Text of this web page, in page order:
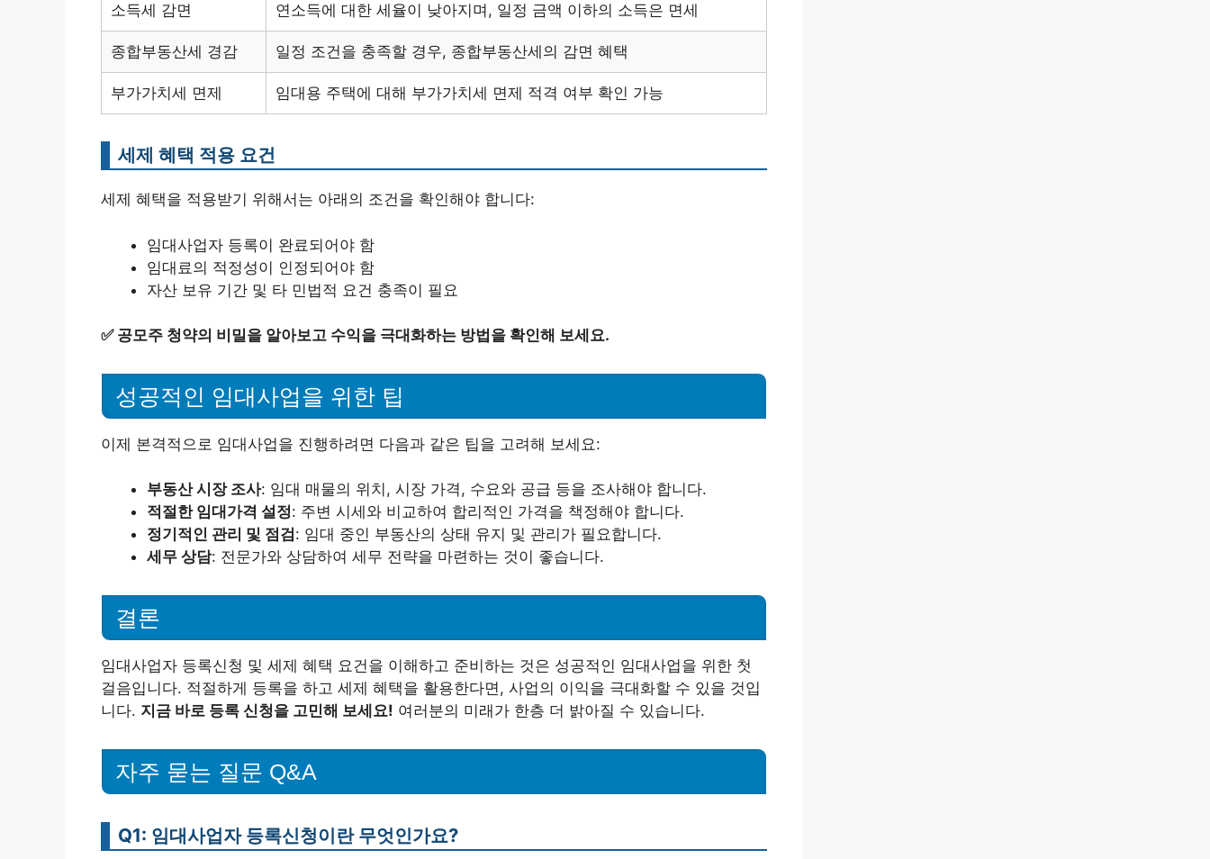
소득세 감면 연소득에 대한 세율이 낮아지며, 일정 금액 이하의 소득은 면세
종합부동산세 경감 일정 조건을 충족할 경우, 종합부동산세의 감면 혜택
부가가치세 면제 임대용 주택에 대해 부가가치세 면제 적격 여부 확인 가능
세제 혜택 적용 요건
세제 혜택을 적용받기 위해서는 아래의 조건을 확인해야 합니다:
임대사업자 등록이 완료되어야 함
임대료의 적정성이 인정되어야 함
자산 보유 기간 및 타 민법적 요건 충족이 필요
✅ 공모주 청약의 비밀을 알아보고 수익을 극대화하는 방법을 확인해 보세요.
성공적인 임대사업을 위한 팁
이제 본격적으로 임대사업을 진행하려면 다음과 같은 팁을 고려해 보세요:
부동산 시장 조사: 임대 매물의 위치, 시장 가격, 수요와 공급 등을 조사해야 합니다.
적절한 임대가격 설정: 주변 시세와 비교하여 합리적인 가격을 책정해야 합니다.
정기적인 관리 및 점검 : 임대 중인 부동산의 상태 유지 및 관리가 필요합니다.
세무 상담: 전문가와 상담하여 세무 전략을 마련하는 것이 좋습니다.
결론
임대사업자 등록신청 및 세제 혜택 요건을 이해하고 준비하는 것은 성공적인 임대사업을 위한 첫
걸음입니다. 적절하게 등록을 하고 세제 혜택을 활용한다면, 사업의 이익을 극대화할 수 있을 것입
니다. 지금 바로 등록 신청을 고민해 보세요! 여러분의 미래가 한층 더 밝아질 수 있습니다.
자주 묻는 질문 Q&A
Q1: 임대사업자 등록신청이란 무엇인가요?